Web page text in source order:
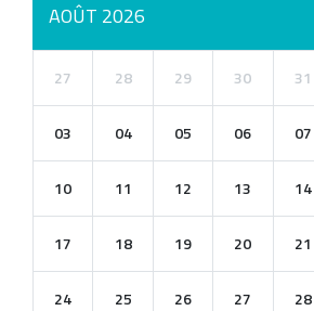
AOÛT 2026
27 28 29 30 31
03 04 05 06 07
10 11 12 13 14
17 18 19 20 21
24 25 26 27 28